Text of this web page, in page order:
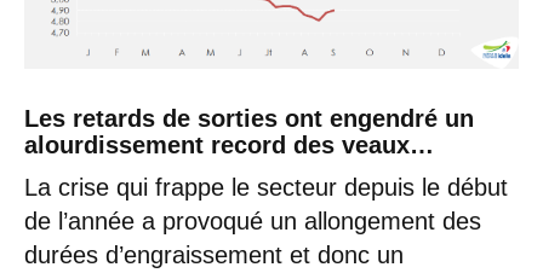
Les retards de sorties ont engendré un
alourdissement record des veaux…
La crise qui frappe le secteur depuis le début
de l’année a provoqué un allongement des
durées d’engraissement et donc un